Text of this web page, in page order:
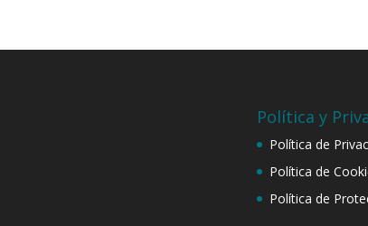
Política y
Política de
Política de
Política de